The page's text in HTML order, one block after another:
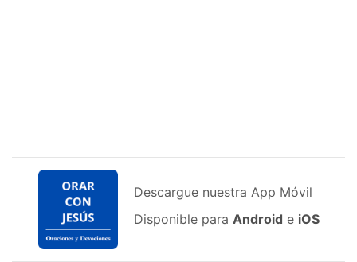
Descargue nuestra App Móvil
Disponible para Android e iOS